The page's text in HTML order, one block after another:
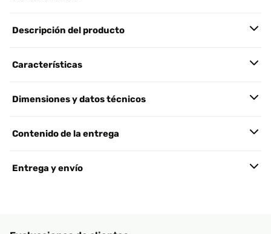
Descripción del producto
Características
Dimensiones y datos técnicos
Contenido de la entrega
Entrega y envío